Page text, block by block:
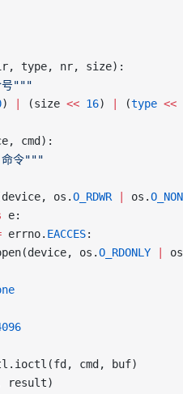
type, nr, size):
"""
) (size << 16) (type <<
cmd):
令"""
os.O_RDWR os.
e:
errno. EACCES:
os.O_RDONLY
cmd, buf)
result)